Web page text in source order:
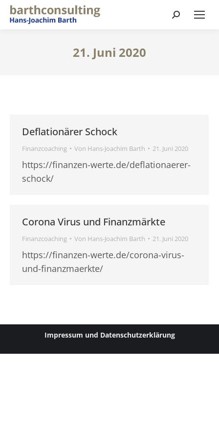
Suchen:
21. Juni 2020
Deflationärer Schock
Finanzcoaching Von Hans-Joachim Barth 21. Juni 2020
https://finanzen-werte.de/deflationaerer-
schock/
Corona Virus und Finanzmärkte
Finanzcoaching Von Hans-Joachim Barth 21. Juni 2020
https://finanzen-werte.de/corona-virus-
und-finanzmaerkte/
Impressum und Datenschutzerklärung